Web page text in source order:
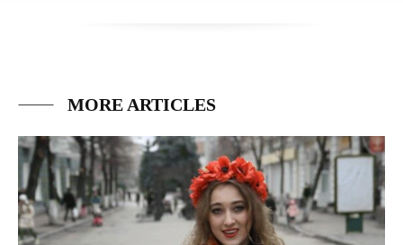
MORE ARTICLES